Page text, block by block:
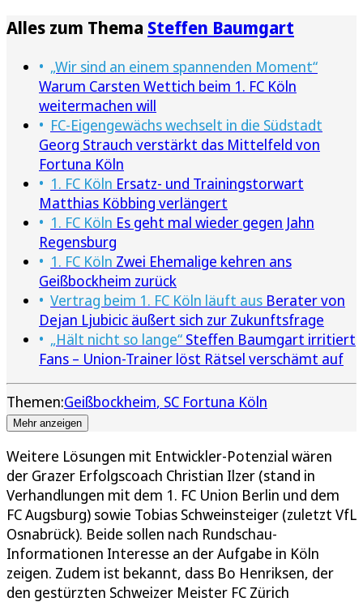
Alles zum Thema Steffen Baumgart
„Wir sind an einem spannenden Moment“
Warum Carsten Wettich beim 1. FC Köln
weitermachen will
FC-Eigengewächs wechselt in die Südstadt
Georg Strauch verstärkt das Mittelfeld von
Fortuna Köln
1. FC Köln Ersatz- und Trainingstorwart
Matthias Köbbing verlängert
1. FC Köln Es geht mal wieder gegen Jahn
Regensburg
1. FC Köln Zwei Ehemalige kehren ans
Geißbockheim zurück
Vertrag beim 1. FC Köln läuft aus Berater von
Dejan Ljubicic äußert sich zur Zukunftsfrage
„Hält nicht so lange“ Steffen Baumgart irritiert
Fans – Union-Trainer löst Rätsel verschämt auf
Themen:Geißbockheim SC Fortuna Köln
Mehr anzeigen
Weitere Lösungen mit Entwickler-Potenzial wären
der Grazer Erfolgscoach Christian Ilzer (stand in
Verhandlungen mit dem 1. FC Union Berlin und dem
FC Augsburg) sowie Tobias Schweinsteiger (zuletzt VfL
Osnabrück). Beide sollen nach Rundschau-
Informationen Interesse an der Aufgabe in Köln
zeigen. Zudem ist bekannt, dass Bo Henriksen, der
den gestürzten Schweizer Meister FC Zürich